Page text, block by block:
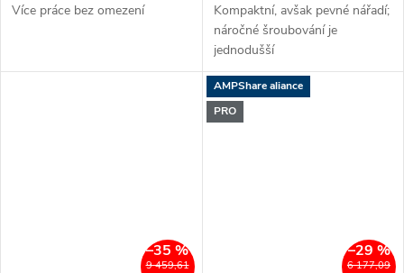
Více práce bez omezení
Kompaktní, avšak pevné nářadí;
náročné šroubování je
jednodušší
9 459,61
–35 %
AMPShare aliance
PRO
6 177,09
–29 %